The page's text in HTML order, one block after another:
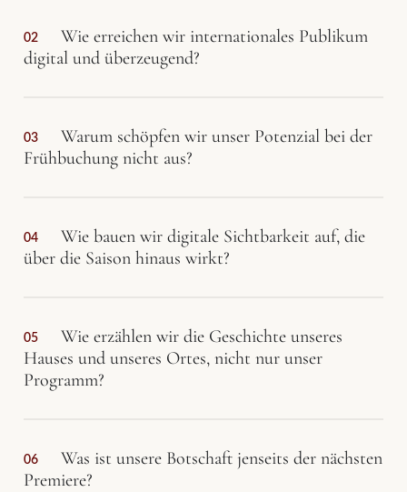
02
Wie erreichen wir internationales Publikum
digital und überzeugend?
03
Warum schöpfen wir unser Potenzial bei der
Frühbuchung nicht aus?
04
Wie bauen wir digitale Sichtbarkeit auf, die
über die Saison hinaus wirkt?
05
Wie erzählen wir die Geschichte unseres
Hauses und unseres Ortes, nicht nur unser
Programm?
06
Was ist unsere Botschaft jenseits der nächsten
Premiere?